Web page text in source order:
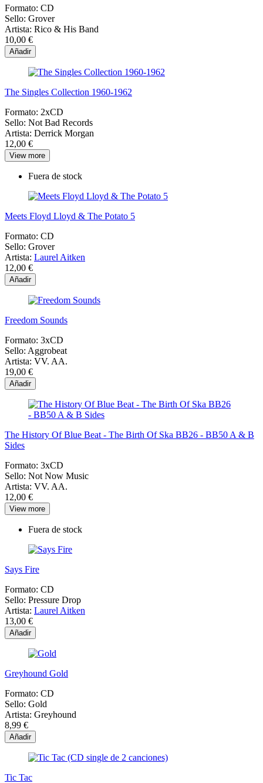
Formato: CD
Sello: Grover
Artista: Rico & His Band
10,00 €
Añadir
The Singles Collection 1960-1962
Formato: 2xCD
Sello: Not Bad Records
Artista: Derrick Morgan
12,00 €
View more
Fuera de stock
Meets Floyd Lloyd & The Potato 5
Formato: CD
Sello: Grover
Artista: Laurel Aitken
12,00 €
Añadir
Freedom Sounds
Formato: 3xCD
Sello: Aggrobeat
Artista: VV. AA.
19,00 €
Añadir
The History Of Blue Beat - The Birth Of Ska BB26 - BB50 A & B
Sides
Formato: 3xCD
Sello: Not Now Music
Artista: VV. AA.
12,00 €
View more
Fuera de stock
Says Fire
Formato: CD
Sello: Pressure Drop
Artista: Laurel Aitken
13,00 €
Añadir
Greyhound Gold
Formato: CD
Sello: Gold
Artista: Greyhound
8,99 €
Añadir
Tic Tac